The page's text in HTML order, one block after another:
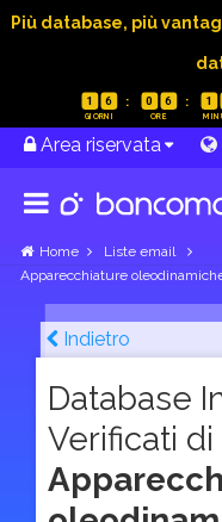
Più database, più
1 6 0 6 1
Area riservata
Home
Liste email
Apparecchiature
Indietro
Database
Verificati di